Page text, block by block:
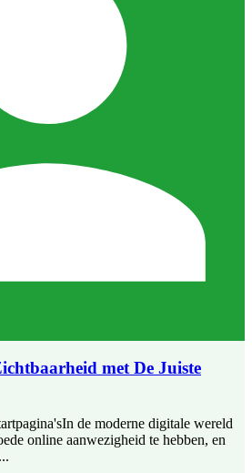
met De Juiste
de moderne digitale wereld
online aanwezigheid te hebben, en